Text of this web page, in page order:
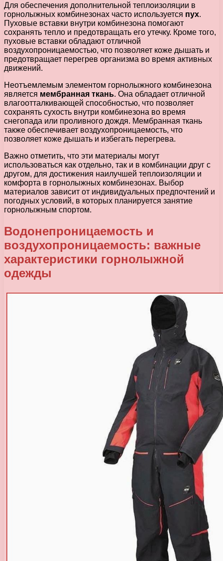
Для обеспечения дополнительной теплоизоляции в
горнолыжных комбинезонах часто используется пух.
Пуховые вставки внутри комбинезона помогают
сохранять тепло и предотвращать его утечку. Кроме того,
пуховые вставки обладают отличной
воздухопроницаемостью, что позволяет коже дышать и
предотвращает перегрев организма во время активных
движений.
Неотъемлемым элементом горнолыжного комбинезона
является мембранная ткань. Она обладает отличной
влагоотталкивающей способностью, что позволяет
сохранять сухость внутри комбинезона во время
снегопада или проливного дождя. Мембранная ткань
также обеспечивает воздухопроницаемость, что
позволяет коже дышать и избегать перегрева.
Важно отметить, что эти материалы могут
использоваться как отдельно, так и в комбинации друг с
другом, для достижения наилучшей теплоизоляции и
комфорта в горнолыжных комбинезонах. Выбор
материалов зависит от индивидуальных предпочтений и
погодных условий, в которых планируется занятие
горнолыжным спортом.
Водонепроницаемость и
воздухопроницаемость: важные
характеристики горнолыжной
одежды